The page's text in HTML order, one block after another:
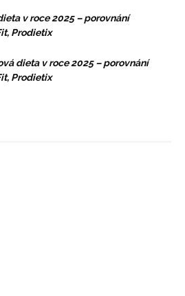
v roce 2025 – porovnání
Prodietix
dieta v roce 2025 – porovnání
Prodietix